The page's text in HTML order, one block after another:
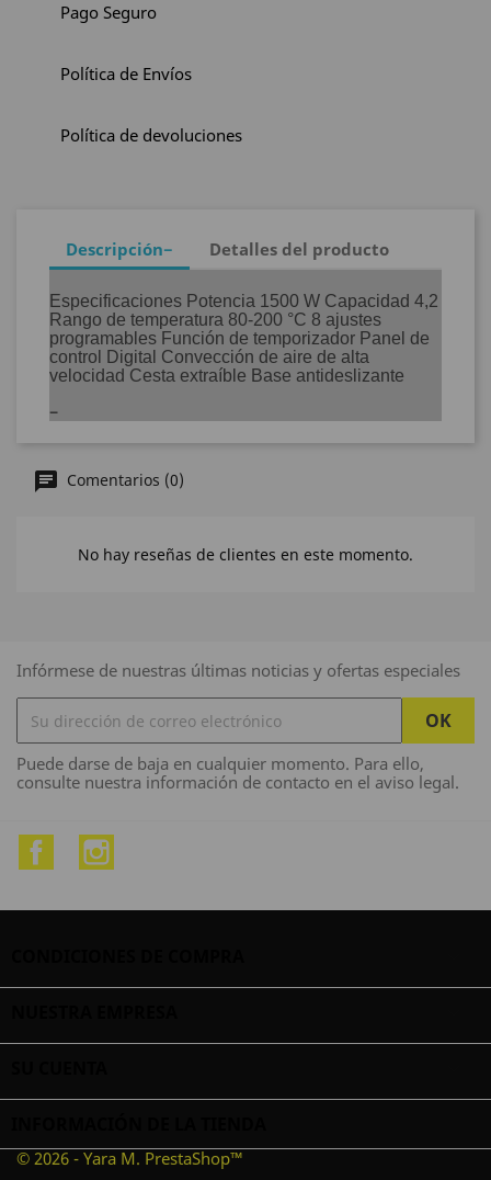
Pago Seguro
Política de Envíos
Política de devoluciones
Descripción Detalles del producto
Especificaciones Potencia 1500 W Capacidad 4,2
Rango de temperatura 80-200 °C 8 ajustes
programables Función de temporizador Panel de
control Digital Convección de aire de alta
velocidad Cesta extraíble Base antideslizante
Comentarios (0)
No hay reseñas de clientes en este momento.
Infórmese de nuestras últimas noticias y ofertas especiales
Puede darse de baja en cualquier momento. Para ello,
consulte nuestra información de contacto en el aviso legal.
Facebook
© 2026 - Yara M. PrestaShop™